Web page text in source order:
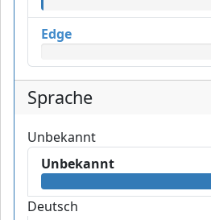
Edge
Sprache
Unbekannt
Unbekannt
Deutsch